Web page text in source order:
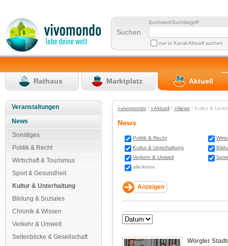
Suchen
Suchwort/Suchbegriff
nur in Kanal Aktuell suchen
Rathaus Marktplatz Aktuell
Veranstaltungen
News
Sonstiges
Politik & Recht
Wirtschaft & Tourismus
Sport & Gesundheit
Kultur & Unterhaltung
Bildung & Soziales
Chronik & Wissen
Verkehr & Umwelt
Seitenblicke & Gesellschaft
»vivomondo / »Aktuell/ »News/ Kultur &
News
Politik & Recht
Kultur & Unterhaltung
Verkehr & Umwelt
alle/keine
Wörgler